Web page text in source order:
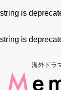
is
is
海外ドラ